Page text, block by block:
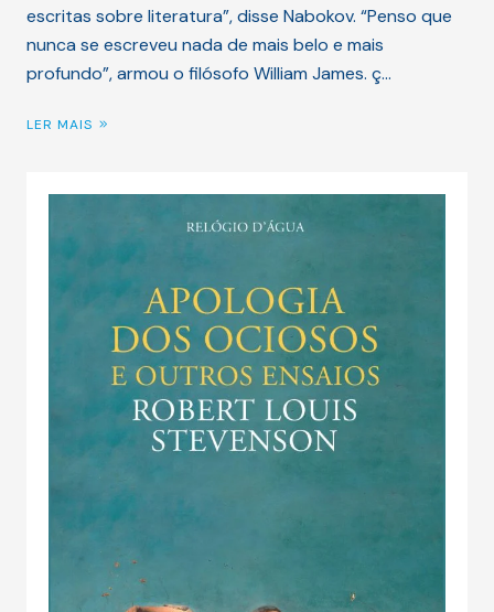
escritas sobre literatura”, disse Nabokov. “Penso que
nunca se escreveu nada de mais belo e mais
profundo”, armou o filósofo William James. ç…
LER MAIS